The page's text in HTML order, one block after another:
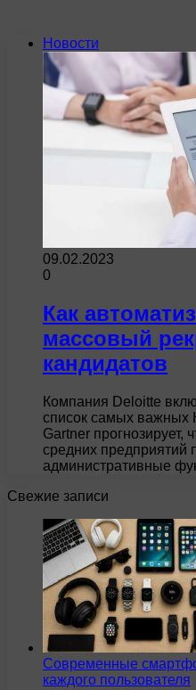
Новости
09.02.2023
0
Как
массовый
кандидатов
Компания Deloitte
список самых важных
Gartner прогнозирует,
средних предприятий
административные
Свежие записи
Современные
каждого пользователя